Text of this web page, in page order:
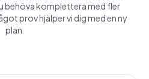
behöva komplettera med fler
prov hjälper vi dig med en ny
plan.